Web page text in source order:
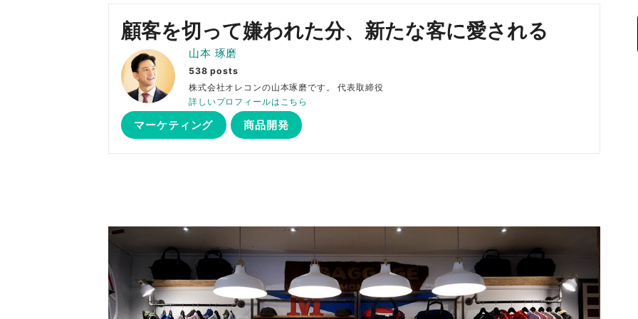
顧客を切って嫌われた分、新たな客に愛される
山本 琢磨
538 posts
株式会社オレコンの山本琢磨です。 代表取締役
詳しいプロフィールはこちら
マーケティング 商品開発